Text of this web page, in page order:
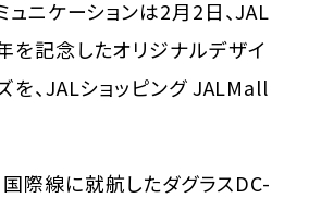
ニケーションは2月2日、JAL
記念したオリジナルデザイ
を、JALショッピング JALMall
際線に就航したダグラスDC-